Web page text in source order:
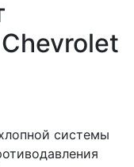
Сhevrolet
системы